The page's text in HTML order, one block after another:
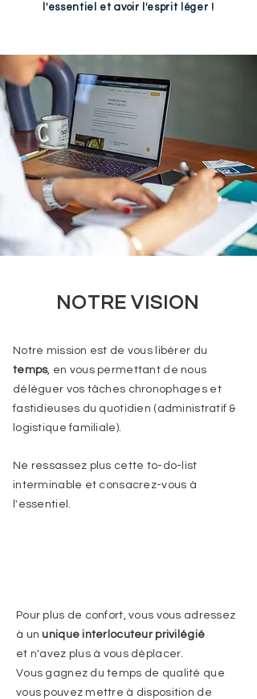
l'essentiel et avoir l'esprit léger !
NOTRE VISION
Notre mission est de vous libérer du
temps, en vous permettant de nous
déléguer vos tâches chronophages et
fastidieuses du quotidien (administratif &
logistique familiale).
Ne ressassez plus cette to-do-list
interminable et consacrez-vous à
l'essentiel.
​Pour plus de confort, vous vous adressez
à un unique interlocuteur privilégié
et n'avez plus à vous déplacer.
Vous gagnez du temps de qualité que
vous pouvez mettre à disposition de